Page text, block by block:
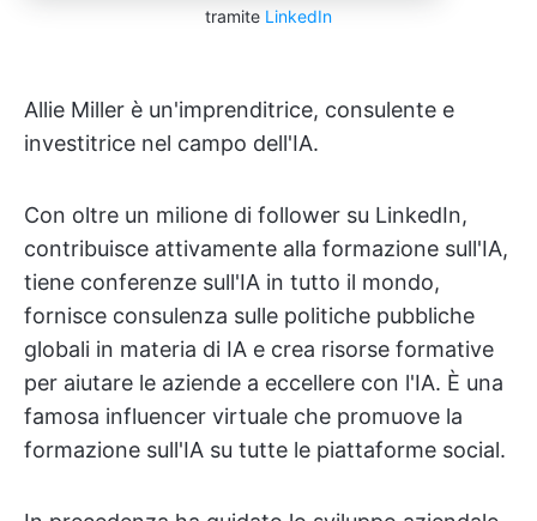
tramite LinkedIn
Allie Miller è un'imprenditrice, consulente e
investitrice nel campo dell'IA.
Con oltre un milione di follower su LinkedIn,
contribuisce attivamente alla formazione sull'IA,
tiene conferenze sull'IA in tutto il mondo,
fornisce consulenza sulle politiche pubbliche
globali in materia di IA e crea risorse formative
per aiutare le aziende a eccellere con l'IA. È una
famosa influencer virtuale che promuove la
formazione sull'IA su tutte le piattaforme social.